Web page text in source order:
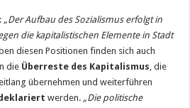
„Der Aufbau des Sozialismus erfolgt in
die kapitalistischen Elemente in Stadt
diesen Positionen finden sich auch
die Überreste des Kapitalismus, die
übernehmen und weiterführen
werden. „Die politische